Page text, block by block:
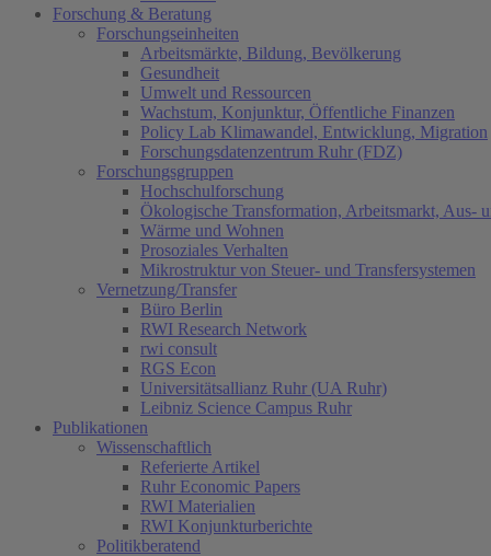
Forschung & Beratung
Forschungseinheiten
Arbeitsmärkte, Bildung, Bevölkerung
Gesundheit
Umwelt und Ressourcen
Wachstum, Konjunktur, Öffentliche Finanzen
Policy Lab Klimawandel, Entwicklung, Migration
Forschungsdatenzentrum Ruhr (FDZ)
Forschungsgruppen
Hochschulforschung
Ökologische Transformation, Arbeitsmarkt, Aus-
Wärme und Wohnen
Prosoziales Verhalten
Mikrostruktur von Steuer- und Transfersystemen
Vernetzung/Transfer
Büro Berlin
RWI Research Network
rwi consult
RGS Econ
Universitätsallianz Ruhr (UA Ruhr)
Leibniz Science Campus Ruhr
Publikationen
Wissenschaftlich
Referierte Artikel
Ruhr Economic Papers
RWI Materialien
RWI Konjunkturberichte
Politikberatend